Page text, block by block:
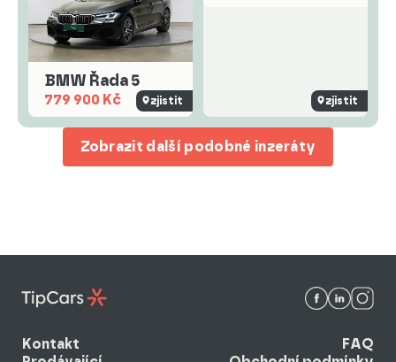
BMW Řada 5
779 900 Kč zjistit zjistit
Zobrazit další podobné inzeráty
Kontakt
FAQ